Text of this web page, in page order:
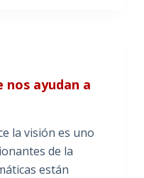
nos ayudan a
la visión es uno
de la
están